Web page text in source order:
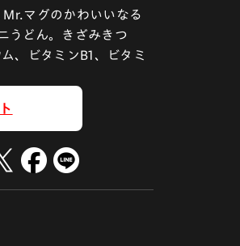
マグのかわいいなる
うどん。きざみきつ
、ビタミンB1、ビタミ